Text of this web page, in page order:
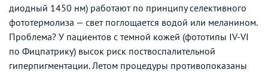
диодный 1450 нм) работают по принципу селективного
фототермолиза — свет поглощается водой или меланином.
Проблема? У пациентов с темной кожей (фототипы IV-VI
по Фицпатрику) высок риск поствоспалительной
гиперпигментации. Летом процедуры противопоказаны